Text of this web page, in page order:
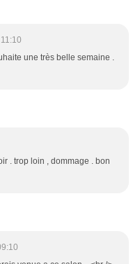
une très belle semaine .
. trop loin , dommage . bon